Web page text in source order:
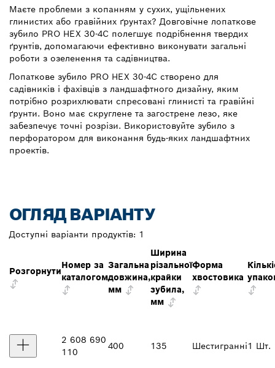
Маєте проблеми з копанням у сухих, ущільнених
глинистих або гравійних ґрунтах? Довговічне лопаткове
зубило PRO HEX 30-4C полегшує подрібнення твердих
ґрунтів, допомагаючи ефективно виконувати загальні
роботи з озеленення та садівництва.
Лопаткове зубило PRO HEX 30-4C створено для
садівників і фахівців з ландшафтного дизайну, яким
потрібно розрихлювати спресовані глинисті та гравійні
ґрунти. Воно має скруглене та загострене лезо, яке
забезпечує точні розрізи. Використовуйте зубило з
перфоратором для виконання будь-яких ландшафтних
проектів.
ОГЛЯД ВАРІАНТУ
Доступні варіанти продуктів: 1
Розгорнути
Номер за
каталогом
Загальна
довжина,
мм
Ширина
різальної
крайки
зубила,
мм
Форма
хвостовика
2 608 690
110
400 135 Шестигранні1 Шт.